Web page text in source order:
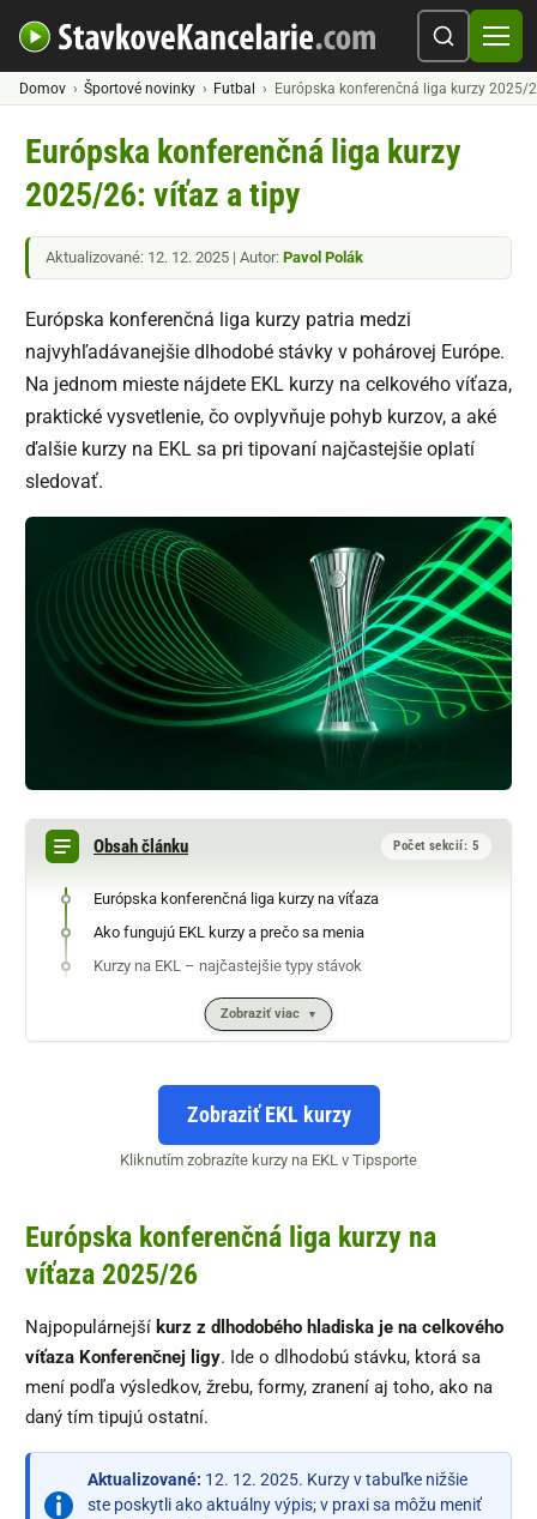
Domov Športové novinky Futbal Európska konferenčná liga kurzy 2025/
Európska konferenčná liga kurzy
2025/26: víťaz a tipy
Aktualizované: 12. 12. 2025 | Autor: Pavol Polák
Európska konferenčná liga kurzy patria medzi
najvyhľadávanejšie dlhodobé stávky v pohárovej Európe.
Na jednom mieste nájdete EKL kurzy na celkového víťaza,
praktické vysvetlenie, čo ovplyvňuje pohyb kurzov, a aké
ďalšie kurzy na EKL sa pri tipovaní najčastejšie oplatí
sledovať.
Obsah článku Počet sekcií: 5
Európska konferenčná liga kurzy na víťaza
Ako fungujú EKL kurzy a prečo sa menia
Kurzy na EKL – najčastejšie typy stávok
Zobraziť viac
Zobraziť EKL kurzy
Kliknutím zobrazíte kurzy na EKL v Tipsporte
Európska konferenčná liga kurzy na
víťaza 2025/26
Najpopulárnejší kurz z dlhodobého hladiska je na celkového
víťaza Konferenčnej ligy. Ide o dlhodobú stávku, ktorá sa
mení podľa výsledkov, žrebu, formy, zranení aj toho, ako na
daný tím tipujú ostatní.
Aktualizované: 12. 12. 2025. Kurzy v tabuľke nižšie
ste poskytli ako aktuálny výpis; v praxi sa môžu meniť